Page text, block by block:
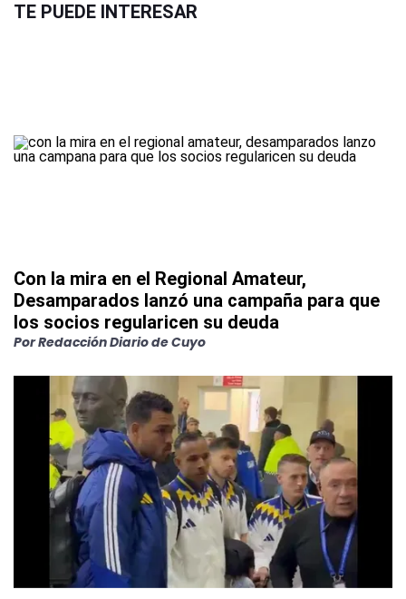
TE PUEDE INTERESAR
Con la mira en el Regional Amateur,
Desamparados lanzó una campaña para que
los socios regularicen su deuda
PorRedacción Diario de Cuyo